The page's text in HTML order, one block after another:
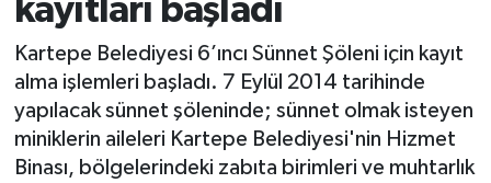
kayıtları başladı
Kartepe Belediyesi 6’ıncı Sünnet Şöleni için kayıt
alma işlemleri başladı. 7 Eylül 2014 tarihinde
yapılacak sünnet şöleninde; sünnet olmak isteyen
miniklerin aileleri Kartepe Belediyesi'nin Hizmet
Binası, bölgelerindeki zabıta birimleri ve muhtarlık